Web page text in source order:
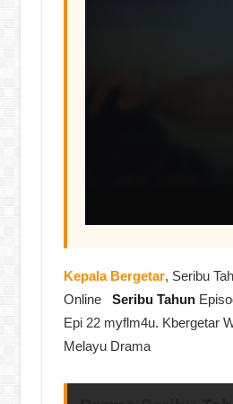
Kepala Bergetar, Seribu
Online
Seribu Tahun
Epi 22 myflm4u. Kbergetar
Melayu Drama